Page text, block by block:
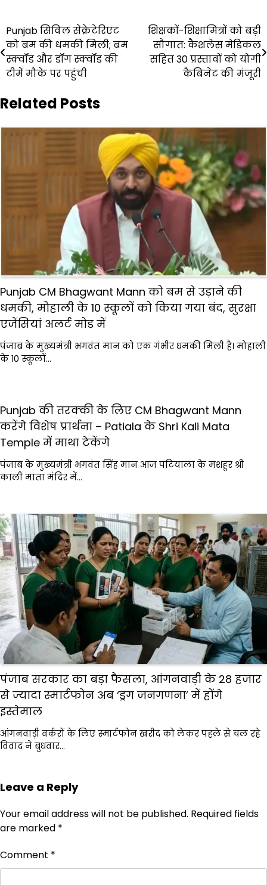
Post
navigation
Punjab सिविल सेक्रेटेरिएट
को बम की धमकी मिली; बम
स्क्वॉड और डॉग स्क्वॉड की
टीमें मौके पर पहुंची
शिक्षकों-शिक्षामित्रों को बड़ी
सौगात: कैशलेस मेडिकल
सहित 30 प्रस्तावों को योगी
कैबिनेट की मंजूरी
Related Posts
Punjab CM Bhagwant Mann को बम से उड़ाने की
धमकी, मोहाली के 10 स्कूलों को किया गया बंद, सुरक्षा
एजेंसियां अलर्ट मोड में
पंजाब के मुख्यमंत्री भगवंत मान को एक गंभीर धमकी मिली है। मोहाली
के 10 स्कूलों…
Punjab की तरक्की के लिए CM Bhagwant Mann
करेंगे विशेष प्रार्थना – Patiala के Shri Kali Mata
Temple में माथा टेकेंगे
पंजाब के मुख्यमंत्री भगवंत सिंह मान आज पटियाला के मशहूर श्री
काली माता मंदिर में…
पंजाब सरकार का बड़ा फैसला, आंगनवाड़ी के 28 हजार
से ज्यादा स्मार्टफोन अब ‘ड्रग जनगणना’ में होंगे
इस्तेमाल
आंगनवाड़ी वर्करों के लिए स्मार्टफोन खरीद को लेकर पहले से चल रहे
विवाद ने बुधवार…
Leave a Reply
Your email address will not be published. Required fields
are marked *
Comment *